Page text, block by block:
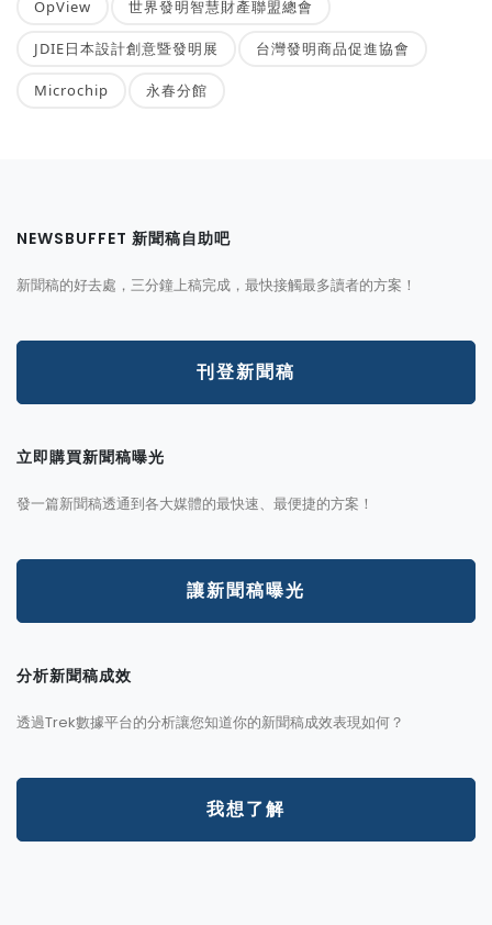
OpView 世界發明智慧財產聯盟總會
JDIE日本設計創意暨發明展 台灣發明商品促進協會
Microchip 永春分館
NEWSBUFFET 新聞稿自助吧
新聞稿的好去處，三分鐘上稿完成，最快接觸最多讀者的方案！
刊登新聞稿
立即購買新聞稿曝光
發一篇新聞稿透通到各大媒體的最快速、最便捷的方案！
讓新聞稿曝光
分析新聞稿成效
透過Trek數據平台的分析讓您知道你的新聞稿成效表現如何？
我想了解